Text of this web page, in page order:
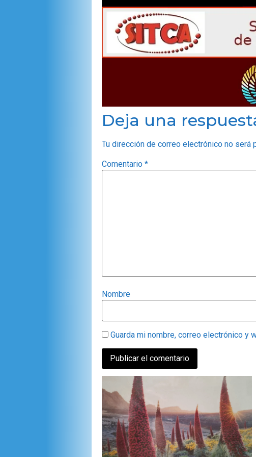
Deja una
Tu dirección de correo electrónico no será
Comentario *
Nombre
Guarda mi nombre, correo electrónico y